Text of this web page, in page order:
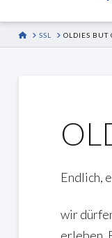
HOME
SSL OLDIES BUT
Endlich,
wir